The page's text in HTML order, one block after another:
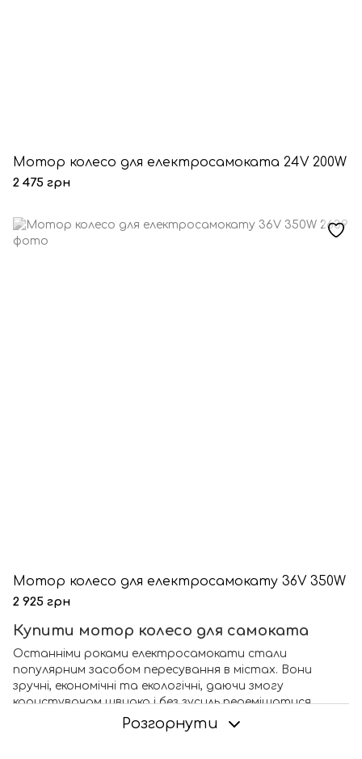
Мотор колесо для електросамоката 24V 200W
2 475 грн
Мотор колесо для електросамокату 36V 350W
2 925 грн
Купити мотор колесо для самоката
Останніми роками електросамокати стали
популярним засобом пересування в містах. Вони
зручні, економічні та екологічні, даючи змогу
користувачам швидко і без зусиль переміщатися
міськими вулицями. Одним із ключових елементів, який
дає змогу електросамокату рухатися, є мотор
Розгорнути